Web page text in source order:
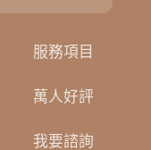
服務項目
萬人好評
我要諮詢